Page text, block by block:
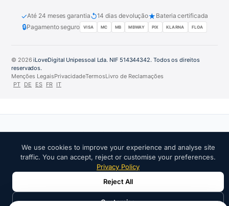
✓Até 24 meses garantia↺14 dias devolução★ Bateria certificada
🔒Pagamento seguro VISA MC MB MBWAY PIX KLARNA FLOA
© 2026iLoveDigital Unipessoal Lda. NIF 514344342. Todos os direitos
reservados.
Menções LegaisPrivacidadeTermosLivro de Reclamações
PT DE ES FR IT
We use cookies to improve your experience and analyse site
traffic. You can accept, reject or customise your preferences.
Privacy Policy
Reject All
Customise
PARCEIROS DE CONFIANÇA: